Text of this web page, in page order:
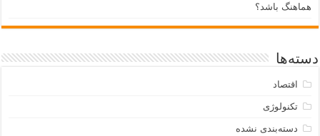
هماهنگ باشد؟
دسته‌ها
اقتصاد
تکنولوژی
دسته‌بندی نشده